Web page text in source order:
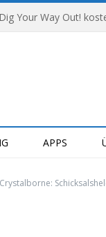
Your Way Out!
APPS
Crystalborne: